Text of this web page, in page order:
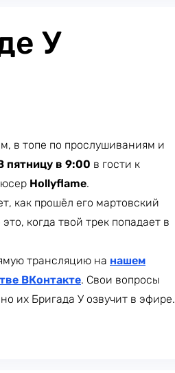
У
в топе по прослушиваниям и
пятницу в 9:00 в гости к
Hollyflame.
как прошёл его мартовский
это, когда твой трек попадает в
трансляцию на нашем
ВКонтакте. Свои вопросы
их Бригада У озвучит в эфире.